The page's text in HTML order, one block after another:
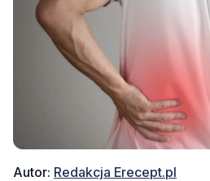
Autor: Redakcja Erecept.pl